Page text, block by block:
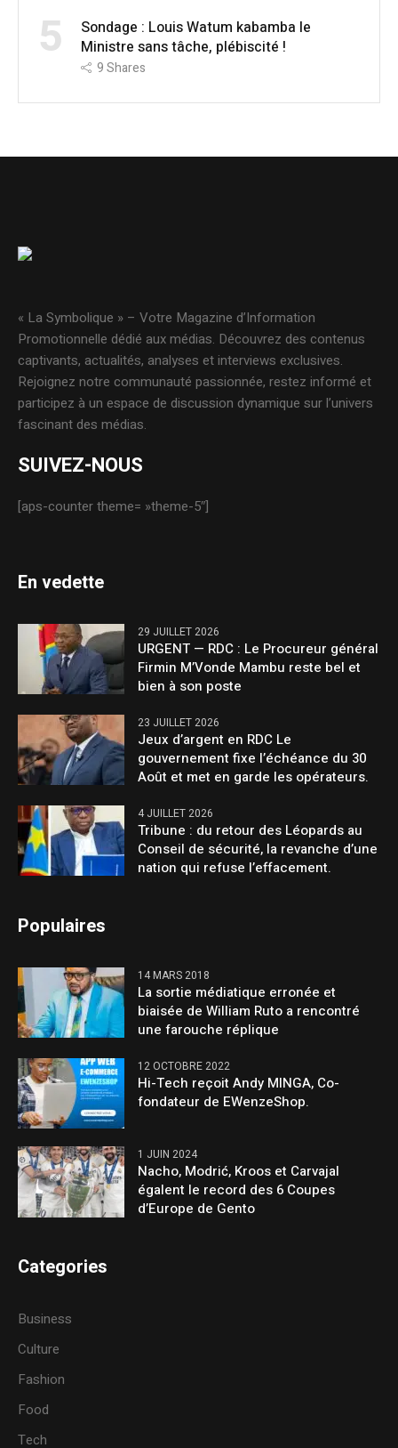
5
Sondage : Louis Watum kabamba le
Ministre sans tâche, plébiscité !
9Shares
« La Symbolique » – Votre Magazine d’Information
Promotionnelle dédié aux médias. Découvrez des contenus
captivants, actualités, analyses et interviews exclusives.
Rejoignez notre communauté passionnée, restez informé et
participez à un espace de discussion dynamique sur l’univers
fascinant des médias.
SUIVEZ-NOUS
[aps-counter theme= »theme-5″]
En vedette
29 JUILLET 2026
URGENT — RDC : Le Procureur général
Firmin M’Vonde Mambu reste bel et
bien à son poste
23 JUILLET 2026
Jeux d’argent en RDC Le
gouvernement fixe l’échéance du 30
Août et met en garde les opérateurs.
4 JUILLET 2026
Tribune : du retour des Léopards au
Conseil de sécurité, la revanche d’une
nation qui refuse l’effacement.
Populaires
14 MARS 2018
La sortie médiatique erronée et
biaisée de William Ruto a rencontré
une farouche réplique
12 OCTOBRE 2022
Hi-Tech reçoit Andy MINGA, Co-
fondateur de EWenzeShop.
1 JUIN 2024
Nacho, Modrić, Kroos et Carvajal
égalent le record des 6 Coupes
d’Europe de Gento
Categories
Business
Culture
Fashion
Food
Tech